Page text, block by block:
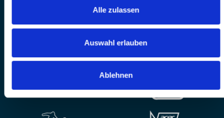
Alle zulassen
Auswahl erlauben
Ablehnen